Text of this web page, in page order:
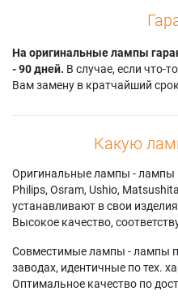
Acer BS-112P
Acer BS-112PK
Acer BS-114
Acer BS-127i
Acer BS-312K
Acer BS-312P
Acer BS-314
Acer BS-314i
Acer BS-325A
Acer EV-
Acer
Acer
Acer
Acer
Acer
Acer
Acer
Acer
Acer
Acer
Acer
На оригинальные лампы
- 90 дней. В случае, если что-
Вам замену в кратчайший
Какую
Оригинальные лампы - лампы
Philips, Osram, Ushio,
устанавливают в свои
Высокое качество,
Совместимые лампы - лампы
заводах, идентичные по тех.
Оптимальное качество по